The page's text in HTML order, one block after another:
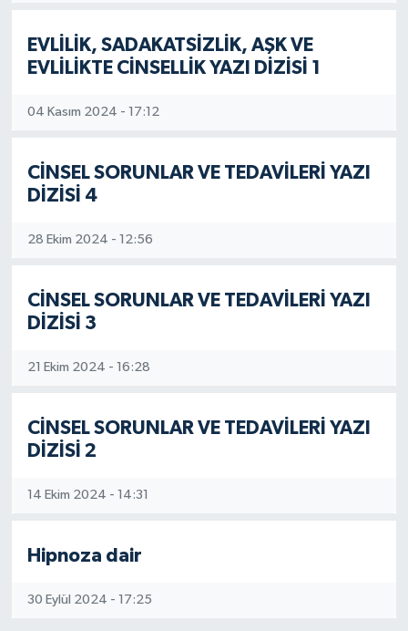
EVLİLİK, SADAKATSİZLİK, AŞK VE
EVLİLİKTE CİNSELLİK YAZI DİZİSİ 1
04 Kasım 2024 - 17:12
CİNSEL SORUNLAR VE TEDAVİLERİ YAZI
DİZİSİ 4
28 Ekim 2024 - 12:56
CİNSEL SORUNLAR VE TEDAVİLERİ YAZI
DİZİSİ 3
21 Ekim 2024 - 16:28
CİNSEL SORUNLAR VE TEDAVİLERİ YAZI
DİZİSİ 2
14 Ekim 2024 - 14:31
Hipnoza dair
30 Eylül 2024 - 17:25